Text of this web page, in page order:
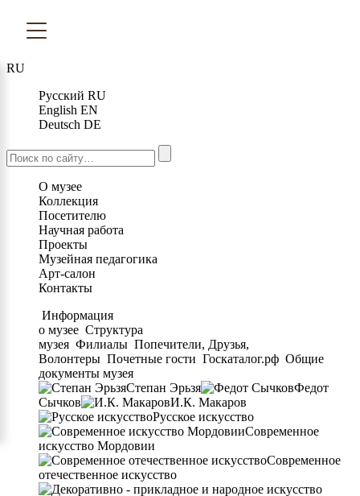
RU
Русский RU
English EN
Deutsch DE
О музее
Коллекция
Посетителю
Научная работа
Проекты
Музейная педагогика
Арт-салон
Контакты
Информация
о музее Структура
музея Филиалы Попечители, Друзья,
Волонтеры Почетные гости Госкаталог.рф Общие
документы музея
Степан Эрьзя
Федот
Сычков
И.К. Макаров
Русское искусство
Современное
искусство Мордовии
Современное
отечественное искусство